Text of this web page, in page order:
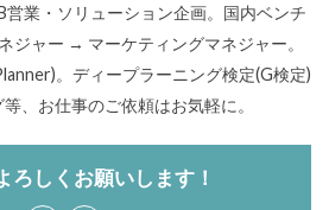
業・ソリューション企画。国内ベンチ
ジャー → マーケティングマネジャー。
。ディープラーニング検定(G検定)
、お仕事のご依頼はお気軽に。
ろしくお願いします！